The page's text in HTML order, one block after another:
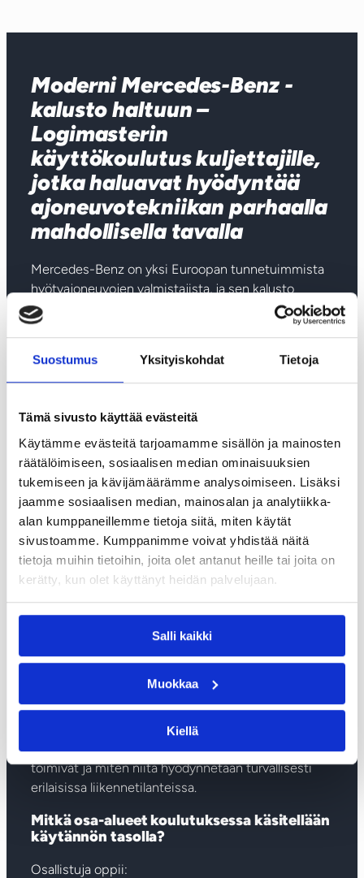
Suostumus Yksityiskohdat Tietoja
Tämä sivusto käyttää evästeitä
Käytämme evästeitä tarjoamamme sisällön ja mainosten
räätälöimiseen, sosiaalisen median ominaisuuksien
tukemiseen ja kävijämäärämme analysoimiseen. Lisäksi
jaamme sosiaalisen median, mainosalan ja analytiikka-
alan kumppaneillemme tietoja siitä, miten käytät
sivustoamme. Kumppanimme voivat yhdistää näitä
tietoja muihin tietoihin, joita olet antanut heille tai joita on
kerätty, kun olet käyttänyt heidän palvelujaan.
Salli kaikki
Muokkaa
Kiellä
l
u
s
m
ä
ä
r
ä
Moderni Mercedes-Benz -
kalusto haltuun –
Logimasterin
käyttökoulutus kuljettajille,
jotka haluavat hyödyntää
ajoneuvotekniikan parhaalla
mahdollisella tavalla
Mercedes-Benz on yksi Euroopan tunnetuimmista
hyötyajoneuvojen valmistajista, ja sen kalusto
tarjoaa kuljettajille edistyneitä järjestelmiä, jotka
parantavat turvallisuutta, ajomukavuutta ja
kuljettajaa parhaalla mahdollisella tavalla, se on
osattava käyttää oikein. Logimasterin
perehdytyksen Mercedes-Benz -ajoneuvojen
moderniin tekniikkaan.
Miksi Mercedes-Benz -ajoneuvojen
tekniikkaan perehtyminen on tärkeää?
Mercedes-Benzin hyötyajoneuvot sisältävät laajan
valikoiman innovatiivisia järjestelmiä, kuten:
Multimedia Cockpit – digitaalinen,
intuitiivinen ohjaamo
MirrorCam-peilikamerat – parempi näkökenttä
Active Brake Assist 5 – edistyksellinen
hätäjarruavustin
ajamisen tuki
Koulutuksessa käydään läpi, miten järjestelmät
toimivat ja miten niitä hyödynnetään turvallisesti
erilaisissa liikennetilanteissa.
Mitkä osa-alueet koulutuksessa käsitellään
käytännön tasolla?
Osallistuja oppii: